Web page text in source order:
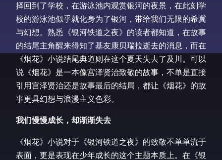
择回到了学校，在游泳池内观赏银河的夜景，在此刻学
校的游泳池似乎就化身为了银河，带给我们无限的希冀
与幻想。熟悉《银河铁道之夜》的读者都知道，在故事
的结尾主角醒来得知了基友康贝瑞拉逝去的消息，而在
《烟花》小说结尾典道则在这个夏天失去了及川。可以
说《烟花》是一本像宫泽贤治致敬的故事，不单是直接
引用宫泽贤治还是故事最后的结局，都让《烟花》的故
事更具幻想与浪漫主义色彩。
我们慢慢成长，却渐渐失去
《烟花》小说对于《银河铁道之夜》的致敬不单单流于
表面，更是表现在少年成长的这个主题本质上。在《银